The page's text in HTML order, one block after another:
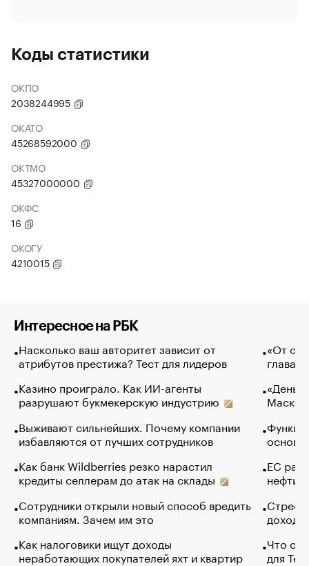
Коды статистики
ОКПО
2038244995
ОКАТО
45268592000
ОКТМО
45327000000
ОКФС
16
ОКОГУ
4210015
Интересное на РБК
Насколько ваш авторитет зависит от
атрибутов престижа? Тест для лидеров
Казино проиграло. Как ИИ-агенты
разрушают букмекерскую индустрию
Выживают сильнейших. Почему компании
избавляются от лучших сотрудников
Как банк Wildberries резко нарастил
кредиты селлерам до атак на склады
Сотрудники открыли новый способ вредить
компаниям. Зачем им это
Как налоговики ищут доходы
неработающих покупателей яхт и квартир
«От
глава
Маск в
основ
ЕС
нефти
Что
для